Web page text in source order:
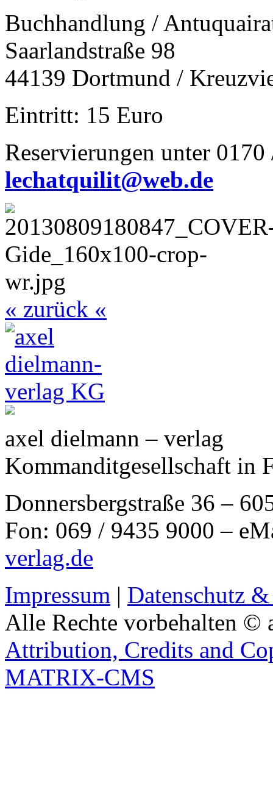
Buchhandlung /
Saarlandstraße 98
44139 Dortmund /
Eintritt: 15 Euro
Reservierungen unter
lechatquilit@web.de
« zurück «
axel dielmann – verlag
Kommanditgesellschaft in
Donnersbergstraße 36 –
Fon: 069 / 9435 9000 –
verlag.de
Impressum | Datenschutz
Alle Rechte vorbehalten ©
Attribution, Credits and
MATRIX-CMS